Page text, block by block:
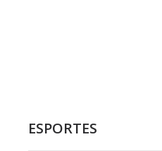
ESPORTES